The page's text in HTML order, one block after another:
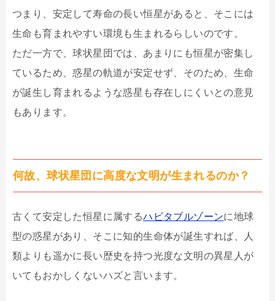
つまり、安定して寿命の長い恒星があると、そこには
生命も育まれやすい環境も生まれるらしいのです。
ただ一方で、球状星団では、あまりにも恒星が密集し
ているため、惑星の軌道が安定せず、そのため、生命
が誕生し育まれるような惑星も存在しにくいとの意見
もあります。
何故、球状星団に高度な文明が生まれるのか？
古くて安定した恒星に属するハビタブルゾーンに地球
型の惑星があり、そこに知的生命体が誕生すれば、人
類よりも遥かに長い歴史を持つ光度な文明の異星人が
いてもおかしくないハズと言います。